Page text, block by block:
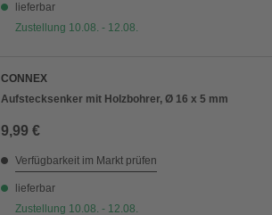
lieferbar
Zustellung 10.08. - 12.08.
CONNEX
Aufstecksenker mit Holzbohrer, Ø 16 x 5 mm
9,99 €
Verfügbarkeit im Markt prüfen
lieferbar
Zustellung 10.08. - 12.08.